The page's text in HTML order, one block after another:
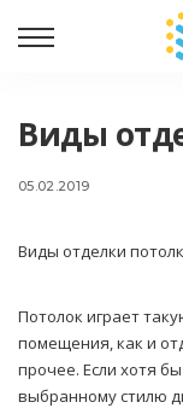
Виды
05.02.2019
Виды отделки
Потолок играет
помещения, как и
прочее. Если хотя
выбранному стилю